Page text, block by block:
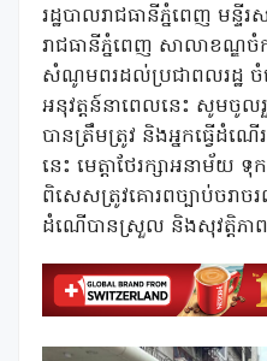
រដ្ឋបាលរាជធានីភ្នំពេញ មន្
រាជធានីភ្នំពេញ សាលាខណ្ឌ
សំណូមពរដល់ប្រជាពលរដ្ឋ ចំព
អនុវត្តន៍នាពេលនេះ សូមចូល
បានត្រឹមត្រូវ និងអ្នកធ្វើដំ
នេះ មេត្តាថែរក្សាអនាម័យ
ពិសេសត្រូវគោរពច្បាប់ចរាច
ដំណើបានស្រួល និងសុវត្តិភា